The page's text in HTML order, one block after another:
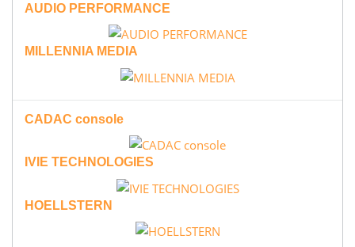
AUDIO PERFORMANCE
MILLENNIA MEDIA
CADAC console
IVIE TECHNOLOGIES
HOELLSTERN